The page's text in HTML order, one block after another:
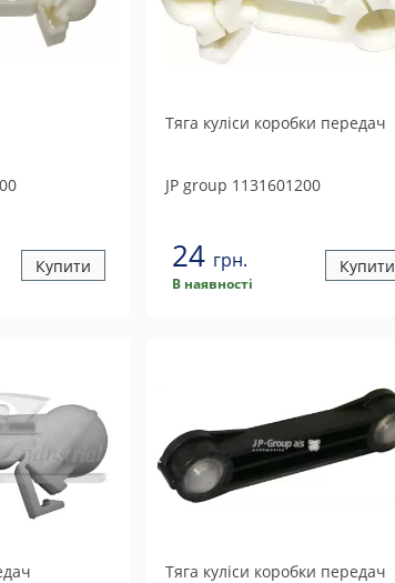
Купити
Тяга куліси коробки передач
JP group 1131601200
24 грн.
В наявності
Купити
Тяга куліси коробки передач